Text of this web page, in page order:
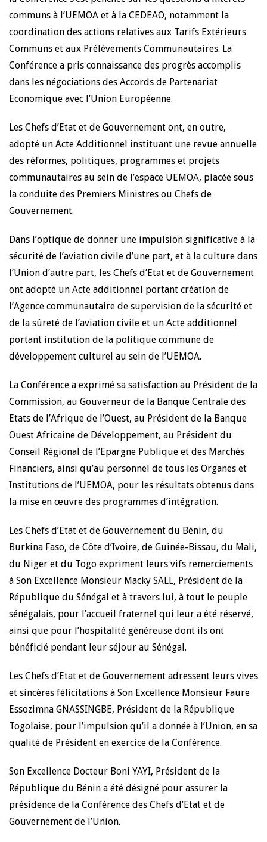
communs à l’UEMOA et à la CEDEAO, notamment la
coordination des actions relatives aux Tarifs Extérieurs
Communs et aux Prélèvements Communautaires. La
Conférence a pris connaissance des progrès accomplis
dans les négociations des Accords de Partenariat
Economique avec l’Union Européenne.
Les Chefs d’Etat et de Gouvernement ont, en outre,
adopté un Acte Additionnel instituant une revue annuelle
des réformes, politiques, programmes et projets
communautaires au sein de l’espace UEMOA, placée sous
la conduite des Premiers Ministres ou Chefs de
Gouvernement.
Dans l’optique de donner une impulsion significative à la
sécurité de l’aviation civile d’une part, et à la culture dans
l’Union d’autre part, les Chefs d’Etat et de Gouvernement
ont adopté un Acte additionnel portant création de
l’Agence communautaire de supervision de la sécurité et
de la sûreté de l’aviation civile et un Acte additionnel
portant institution de la politique commune de
développement culturel au sein de l’UEMOA.
La Conférence a exprimé sa satisfaction au Président de la
Commission, au Gouverneur de la Banque Centrale des
Etats de l’Afrique de l’Ouest, au Président de la Banque
Ouest Africaine de Développement, au Président du
Conseil Régional de l’Epargne Publique et des Marchés
Financiers, ainsi qu’au personnel de tous les Organes et
Institutions de l’UEMOA, pour les résultats obtenus dans
la mise en œuvre des programmes d’intégration.
Les Chefs d’Etat et de Gouvernement du Bénin, du
Burkina Faso, de Côte d’Ivoire, de Guinée-Bissau, du Mali,
du Niger et du Togo expriment leurs vifs remerciements
à Son Excellence Monsieur Macky SALL, Président de la
République du Sénégal et à travers lui, à tout le peuple
sénégalais, pour l’accueil fraternel qui leur a été réservé,
ainsi que pour l’hospitalité généreuse dont ils ont
bénéficié pendant leur séjour au Sénégal.
Les Chefs d’Etat et de Gouvernement adressent leurs vives
et sincères félicitations à Son Excellence Monsieur Faure
Essozimna GNASSINGBE, Président de la République
Togolaise, pour l’impulsion qu’il a donnée à l’Union, en sa
qualité de Président en exercice de la Conférence.
Son Excellence Docteur Boni YAYI, Président de la
République du Bénin a été désigné pour assurer la
présidence de la Conférence des Chefs d’Etat et de
Gouvernement de l’Union.